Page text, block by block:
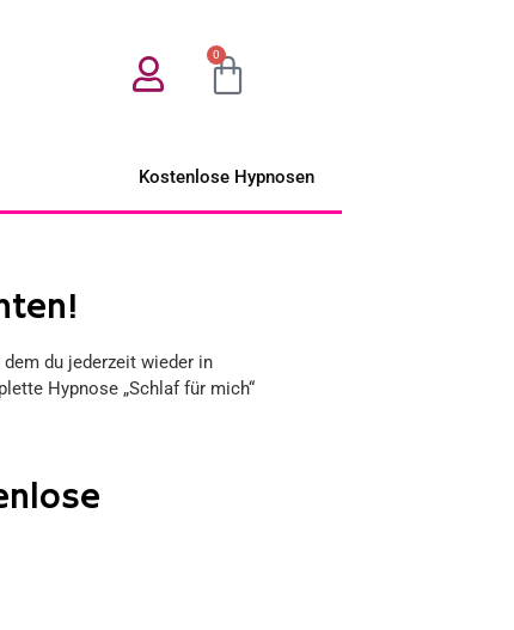
0
Kostenlose Hypnosen
du jederzeit wieder in
Hypnose „Schlaf für mich“